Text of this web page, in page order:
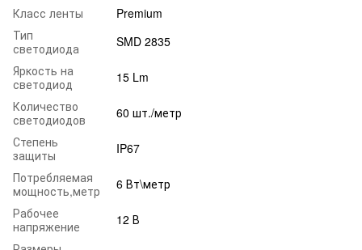
Класс ленты
Premium
Тип
светодиода
SMD 2835
Яркость на
светодиод
15 Lm
Количество
светодиодов
60 шт./метр
Степень
защиты
IP67
Потребляемая
мощность,метр
6 Вт\метр
Рабочее
напряжение
12 В